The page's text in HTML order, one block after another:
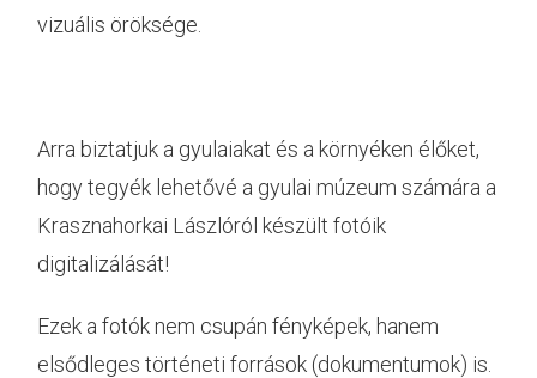
vizuális öröksége.
Arra biztatjuk a gyulaiakat és a környéken élőket,
hogy tegyék lehetővé a gyulai múzeum számára a
Krasznahorkai Lászlóról készült fotóik
digitalizálását!
Ezek a fotók nem csupán fényképek, hanem
elsődleges történeti források (dokumentumok) is.